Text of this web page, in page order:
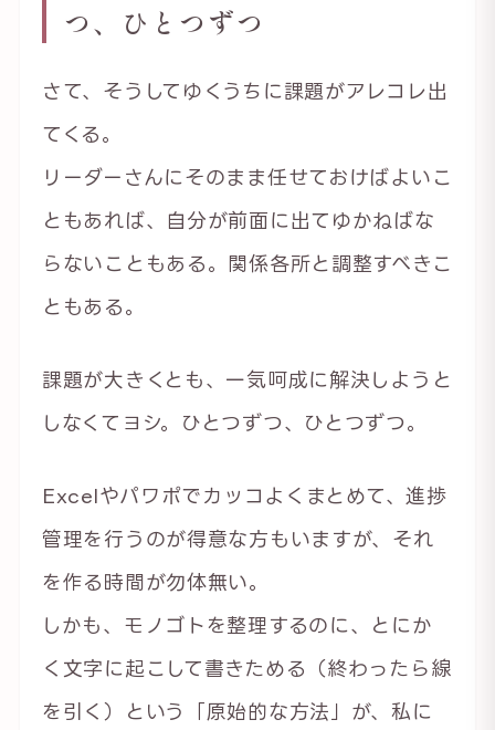
つ、ひとつずつ
さて、そうしてゆくうちに課題がアレコレ出
てくる。
リーダーさんにそのまま任せておけばよいこ
ともあれば、自分が前面に出てゆかねばな
らないこともある。関係各所と調整すべきこ
ともある。
課題が大きくとも、一気呵成に解決しようと
しなくてヨシ。ひとつずつ、ひとつずつ。
Excelやパワポでカッコよくまとめて、進捗
管理を行うのが得意な方もいますが、それ
を作る時間が勿体無い。
しかも、モノゴトを整理するのに、とにか
く文字に起こして書きためる（終わったら線
を引く）という「原始的な方法」が、私に